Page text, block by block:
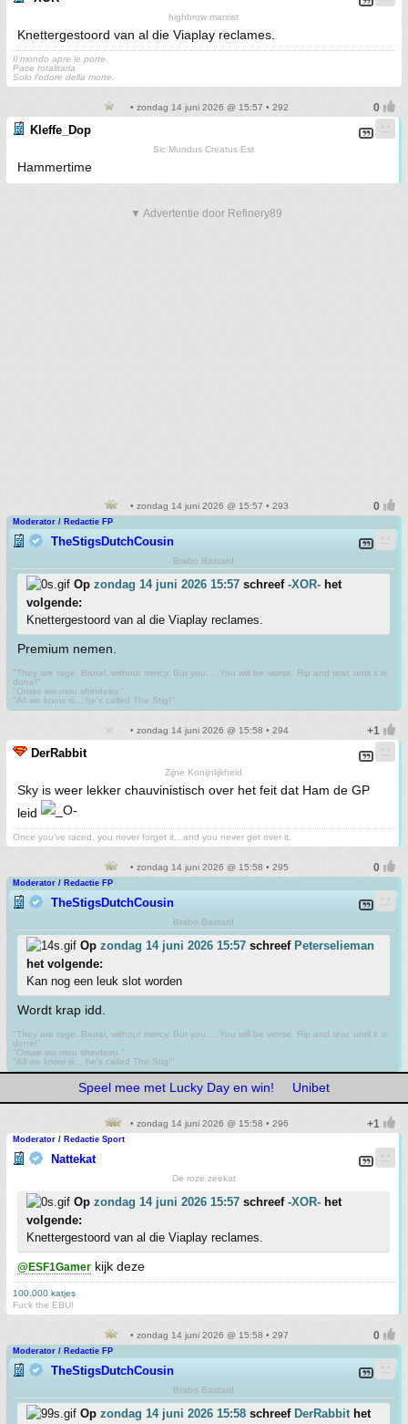
highbrow marxist
Knettergestoord van al die Viaplay reclames.
Il mondo apre le porte
Pace totalitaria
Solo l'odore della morte.
• zondag 14 juni 2026 @ 15:57 • 292
Kleffe_Dop
Sic Mundus Creatus Est
Hammertime
▼ Advertentie door Refinery89
• zondag 14 juni 2026 @ 15:57 • 293
Moderator / Redactie FP
TheStigsDutchCousin
Brabo Bastard
Op zondag 14 juni 2026 15:57 schreef -XOR- het
volgende:
Knettergestoord van al die Viaplay reclames.
Premium nemen.
"They are rage. Brutal, without mercy. But you.... You will be worse. Rip and tear, until it is
done!"
"Omae wa mou shindeiru."
"All we know is... he's called The Stig!"
• zondag 14 juni 2026 @ 15:58 • 294
DerRabbit
Zijne Konijnlijkheid
Sky is weer lekker chauvinistisch over het feit dat Ham de GP
leid
Once you’ve raced, you never forget it…and you never get over it.
• zondag 14 juni 2026 @ 15:58 • 295
Moderator / Redactie FP
TheStigsDutchCousin
Brabo Bastard
Op zondag 14 juni 2026 15:57 schreef Peterselieman
het volgende:
Kan nog een leuk slot worden
Wordt krap idd.
"They are rage. Brutal, without mercy. But you.... You will be worse. Rip and tear, until it is
done!"
"Omae wa mou shindeiru."
"All we know is... he's called The Stig!"
Speel mee met Lucky Day en win! Unibet
• zondag 14 juni 2026 @ 15:58 • 296
Moderator / Redactie Sport
Nattekat
De roze zeekat
Op zondag 14 juni 2026 15:57 schreef -XOR- het
volgende:
Knettergestoord van al die Viaplay reclames.
@ESF1Gamer kijk deze
100.000 katjes
Fuck the EBU!
• zondag 14 juni 2026 @ 15:58 • 297
Moderator / Redactie FP
TheStigsDutchCousin
Brabo Bastard
Op zondag 14 juni 2026 15:58 schreef DerRabbithet